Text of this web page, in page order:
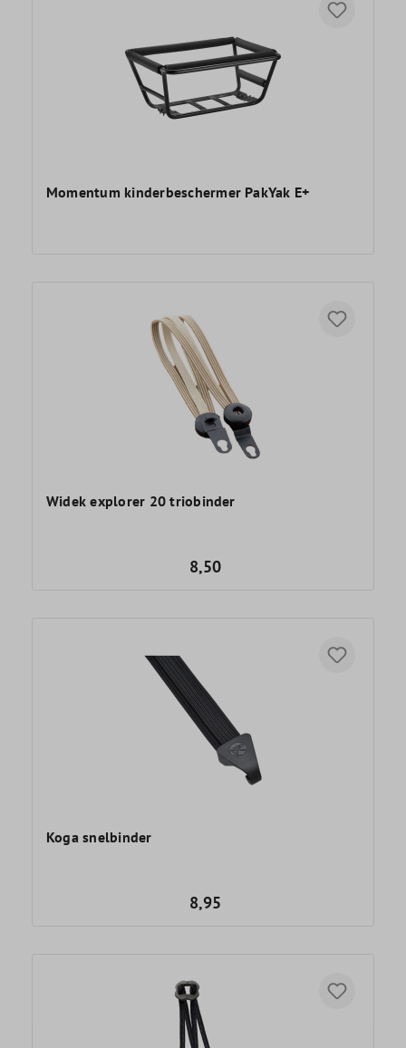
Momentum kinderbeschermer PakYak E+
Widek explorer 20 triobinder
8,50
Koga snelbinder
8,95